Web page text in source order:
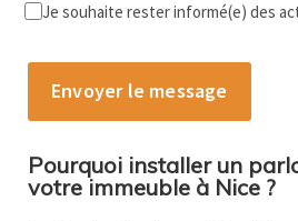
Je souhaite rester informé(e) des
Pourquoi installer un
votre immeuble à Nice ?